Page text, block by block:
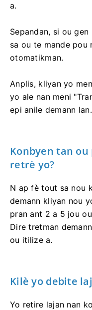
a.
Sepandan, si ou
sa ou te mande pou
otomatikman.
Anplis, kliyan yo
yo ale nan meni
epi anile demann lan.
Konbyen tan
retrè yo?
N ap fè tout sa nou
demann kliyan nou
pran ant 2 a 5 jou
Dire tretman
ou itilize a.
Kilè yo debite
Yo retire lajan nan